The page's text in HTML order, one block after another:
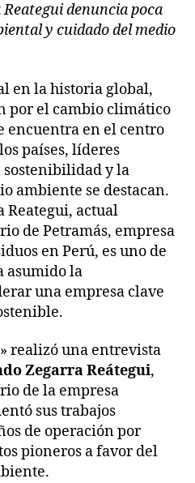
denuncia poca
y cuidado del medio
en la historia global,
por el cambio climático
encuentra en el centro
países, líderes
sostenibilidad y la
ambiente se destacan.
Reategui, actual
de Petramás, empresa
en Perú, es uno de
asumido la
una empresa clave
realizó una entrevista
Zegarra Reátegui,
de la empresa
sus trabajos
de operación por
pioneros a favor del